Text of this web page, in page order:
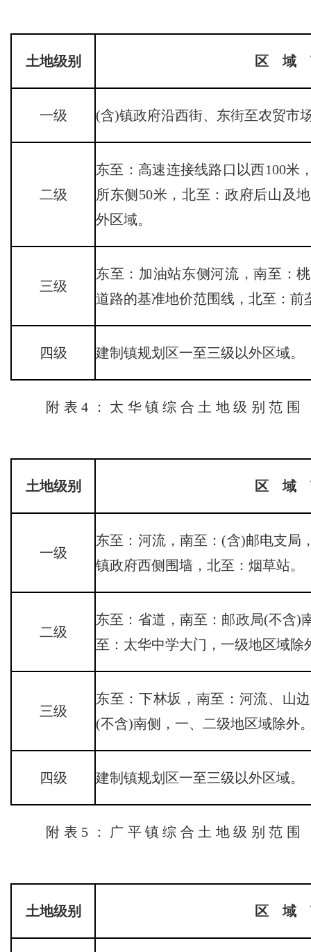
土地级别 区 域
一级 (含)镇政府沿西街、东街至农贸市
二级
东至：高速连接线路口以西100米
所东侧50米，北至：政府后山及
外区域。
三级
东至：加油站东侧河流，南至：
道路的基准地价范围线，北至：
四级 建制镇规划区一至三级以外区域。
附表4：太华镇综合土地级别范围
土地级别 区 域
一级
东至：河流，南至：(含)邮电支局
镇政府西侧围墙，北至：烟草站。
二级
东至：省道，南至：邮政局(不含)
至：太华中学大门，一级地区域除
三级
东至：下林坂，南至：河流、山
(不含)南侧，一、二级地区域除外
四级 建制镇规划区一至三级以外区域。
附表5：广平镇综合土地级别范围
土地级别 区 域